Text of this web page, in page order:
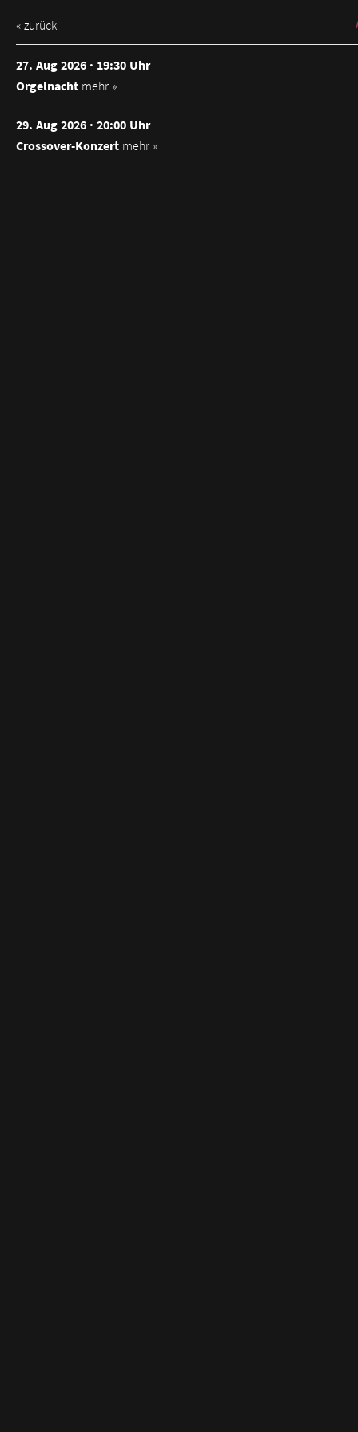
« zurück
27. Aug 2026 · 19:30 Uhr
Orgelnacht mehr »
29. Aug 2026 · 20:00 Uhr
Crossover-Konzert mehr »